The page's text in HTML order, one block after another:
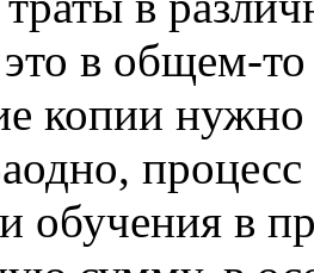
в общем-
копии
обучения в